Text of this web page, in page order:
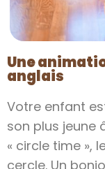
Une
anglais
Votre enfant
son plus jeune
« circle time »,
cercle. Un